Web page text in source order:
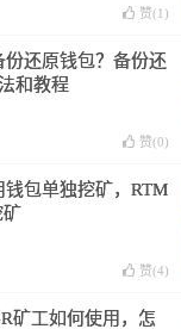
赞(1 )
份还原钱包？备份还
和教程
赞(0)
钱包单独挖矿，RTM
矿
赞(4)
矿工如何使用，怎